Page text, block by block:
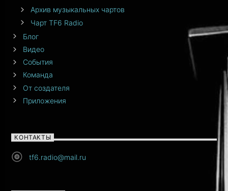
Архив музыкальных чартов
Чарт TF6 Radio
Блог
Видео
События
Команда
От создателя
Приложения
КОНТАКТЫ
tf6.radio@mail.ru